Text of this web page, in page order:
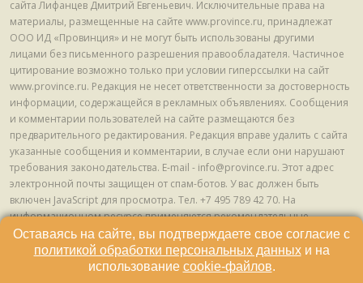
сайта Лифанцев Дмитрий Евгеньевич. Исключительные права на
материалы, размещенные на сайте www.province.ru, принадлежат
ООО ИД «Провинция» и не могут быть использованы другими
лицами без письменного разрешения правообладателя. Частичное
цитирование возможно только при условии гиперссылки на сайт
www.province.ru. Редакция не несет ответственности за достоверность
информации, содержащейся в рекламных объявлениях. Сообщения
и комментарии пользователей на сайте размещаются без
предварительного редактирования. Редакция вправе удалить с сайта
указанные сообщения и комментарии, в случае если они нарушают
требования законодательства. E-mail - info@province.ru. Этот адрес
электронной почты защищен от спам-ботов. У вас должен быть
включен JavaScript для просмотра. Tел. +7 495 789 42 70. На
информационном ресурсе применяются рекомендательные
технологии (информационные технологии предоставления
информации на основе сбора, систематизации и анализа сведений,
относящихся к предпочтениям пользователей сети "Интернет",
Оставаясь на сайте, вы подтверждаете свое согласие с
политикой обработки персональных данныхи на
использование cookie-файлов.